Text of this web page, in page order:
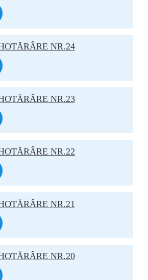
NR.24
NR.23
NR.22
NR.21
NR.20